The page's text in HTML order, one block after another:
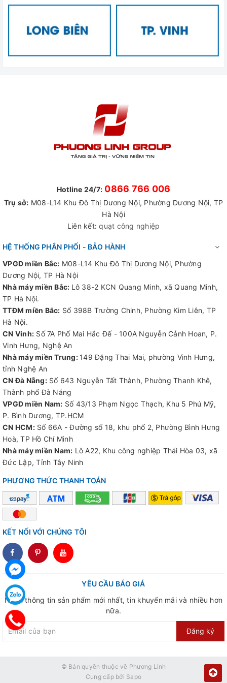
Hotline 24/7: 0866 766 006
Trụ sở: M08-L14 Khu Đô Thị Dương Nội, Phường Dương Nội, TP
Hà Nội
Liên kết:quạt công nghiệp
HỆ THỐNG PHÂN PHỐI - BẢO HÀNH
VPGD miền Bắc: M08-L14 Khu Đô Thị Dương Nội, Phường
Dương Nội, TP Hà Nội
Nhà máy miền Bắc: Lô 38-2 KCN Quang Minh, xã Quang Minh,
TP Hà Nội.
TTĐM miền Bắc: Số 398B Trường Chinh, Phường Kim Liên, TP
Hà Nội.
CN Vinh: Số 7A Phố Mai Hắc Đế - 100A Nguyễn Cảnh Hoan, P.
Vinh Hưng, Nghệ An
Nhà máy miền Trung: 149 Đặng Thai Mai, phường Vinh Hưng,
tỉnh Nghệ An
CN Đà Nẵng:Số 643 Nguyễn Tất Thành, Phường Thanh Khê,
Thành phố Đà Nẵng
VPGD miền Nam: Số 43/13 Phạm Ngọc Thạch, Khu 5 Phú Mỹ,
P. Bình Dương, TP.HCM
CN HCM:Số 66A - Đường số 18, khu phố 2, Phường Bình Hưng
Hoà, TP Hồ Chí Minh
Nhà máy miền Nam: Lô A22, Khu công nghiệp Thái Hòa 03, xã
Đức Lập, Tỉnh Tây Ninh
PHƯƠNG THỨC THANH TOÁN
KẾT NỐI VỚI CHÚNG TÔI
YÊU CẦU BÁO GIÁ
Nhận thông tin sản phẩm mới nhất, tin khuyến mãi và nhiều hơn
nữa.
Đăng ký
© Bản quyền thuộc về Phương Linh
Cung cấp bởi Sapo